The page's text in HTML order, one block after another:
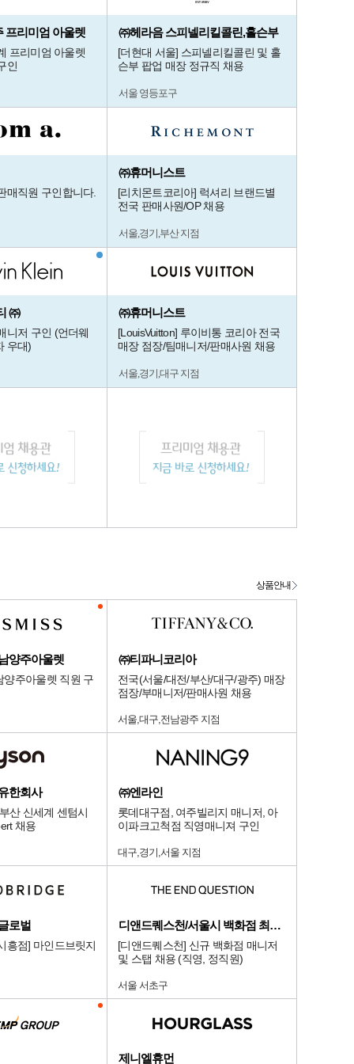
프리미엄 아울렛
프리미엄 아울렛
인
㈜헤라음 스피넬리킬콜린,홀슨부
[더현대 서울] 스피넬리킬콜린 및 홀
슨부 팝업 매장 정규직 채용
서울 영등포구
매직원 구인합니다.
㈜휴머니스트
[리치몬트코리아] 럭셔리 브랜드별
전국 판매사원/OP 채용
서울,경기,부산 지점
㈜
니저 구인 (언더웨
우대)
㈜휴머니스트
[LouisVuitton] 루이비통 코리아 전국
매장 점장/팀매니저/판매사원 채용
서울,경기,대구 지점
양주아울렛
양주아울렛 직원 구
㈜티파니코리아
전국(서울/대전/부산/대구/광주) 매장
점장/부매니저/판매사원 채용
서울,대구,전남광주 지점
한회사
산 신세계 센텀시
채용
㈜엔라인
롯데대구점, 여주빌리지 매니저, 아
이파크고척점 직영매니져 구인
대구,경기,서울 지점
로벌
흥점] 마인드브릿지
디앤드퀘스천/서울시 백화점 최상급 점
[디앤드퀘스천] 신규 백화점 매니저
및 스탭 채용 (직영, 정직원)
서울 서초구
제니엘휴먼
상품안내